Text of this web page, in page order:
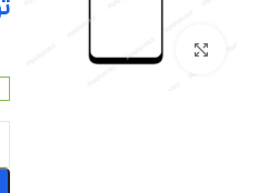
بزرگنمایی تصویر